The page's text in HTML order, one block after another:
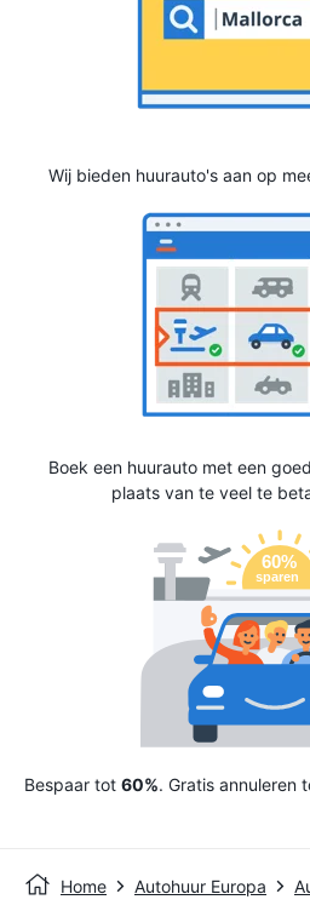
Wij bieden huurauto's aan op
Boek een huurauto met een
plaats van te veel te
Bespaar tot 60%. Gratis annuleren
Home Autohuur Europa